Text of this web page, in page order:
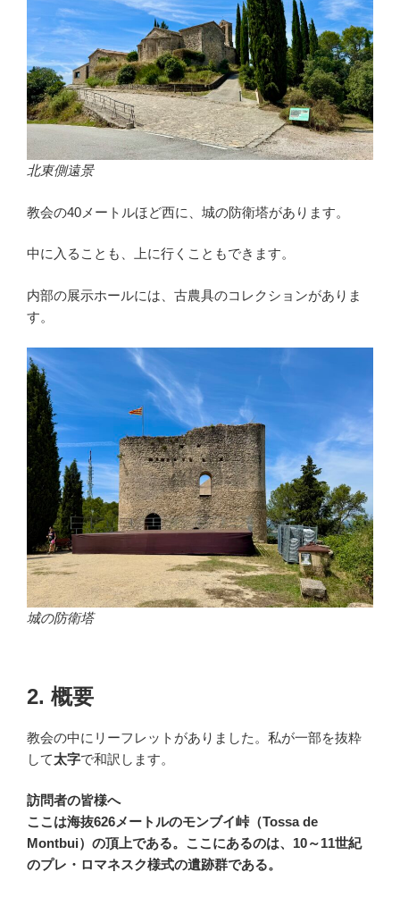
北東側遠景
教会の40メートルほど西に、城の防衛塔があります。
中に入ることも、上に行くこともできます。
内部の展示ホールには、古農具のコレクションがありま
す。
城の防衛塔
2. 概要
教会の中にリーフレットがありました。私が一部を抜粋
して太字で和訳します。
訪問者の皆様へ
ここは海抜626メートルのモンブイ峠（Tossa de
Montbui）の頂上である。ここにあるのは、10～11世紀
のプレ・ロマネスク様式の遺跡群である。